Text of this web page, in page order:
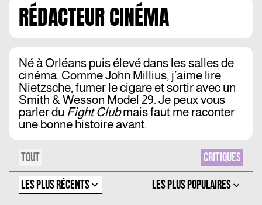
RÉDACTEUR CINÉMA
Né à Orléans puis élevé dans les salles de
cinéma. Comme John Millius, j’aime lire
Nietzsche, fumer le cigare et sortir avec un
Smith & Wesson Model 29. Je peux vous
parler du Fight Clubmais faut me raconter
une bonne histoire avant.
TOUT
CRITIQUES
LES PLUS RÉCENTS
LES PLUS POPULAIRES